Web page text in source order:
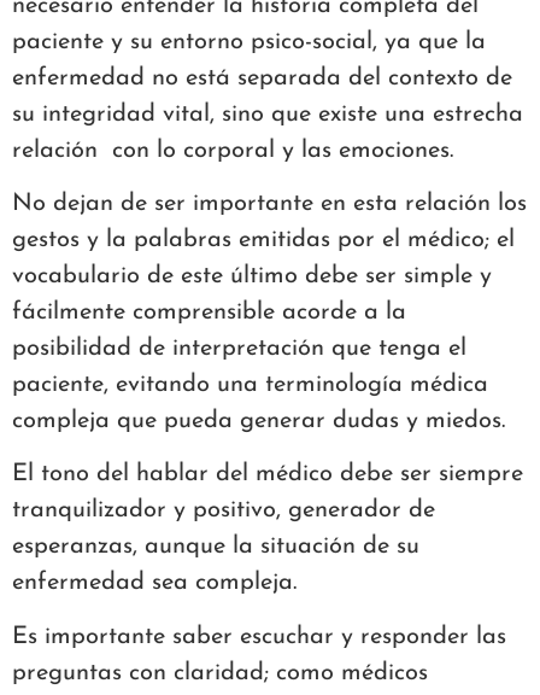
necesario entender la historia completa del
paciente y su entorno psico-social, ya que la
enfermedad no está separada del contexto de
su integridad vital, sino que existe una estrecha
relación con lo corporal y las emociones.
No dejan de ser importante en esta relación los
gestos y la palabras emitidas por el médico; el
vocabulario de este último debe ser simple y
fácilmente comprensible acorde a la
posibilidad de interpretación que tenga el
paciente, evitando una terminología médica
compleja que pueda generar dudas y miedos.
El tono del hablar del médico debe ser siempre
tranquilizador y positivo, generador de
esperanzas, aunque la situación de su
enfermedad sea compleja.
Es importante saber escuchar y responder las
preguntas con claridad; como médicos